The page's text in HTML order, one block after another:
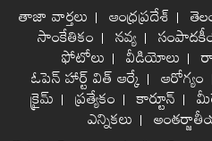
తాజా వార్తలు ఆంధ్రప్రదేశ్
సాంకేతికం నవ్య
ఫోటోలు వీడియోలు
ఓపెన్ హార్ట్ విత్ ఆర్కే ఆరోగ్యం
క్రైమ్ ప్రత్యేకం కార్టూన్
ఎన్నికలు